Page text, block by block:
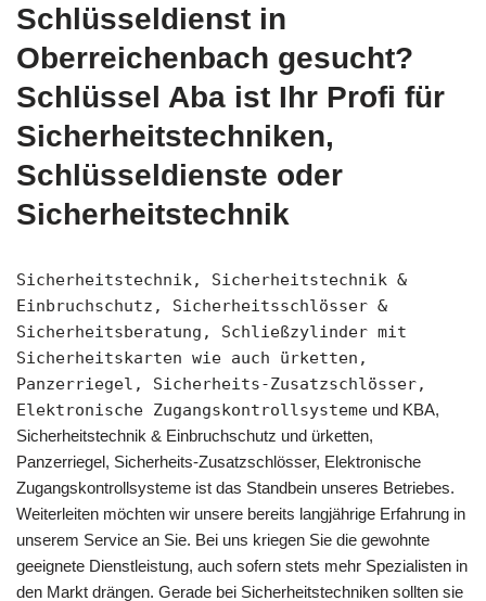
Schlüsseldienst in
Oberreichenbach gesucht?
Schlüssel Aba ist Ihr Profi für
Sicherheitstechniken,
Schlüsseldienste oder
Sicherheitstechnik
Sicherheitstechnik, Sicherheitstechnik &
Einbruchschutz, Sicherheitsschlösser &
Sicherheitsberatung, Schließzylinder mit
Sicherheitskarten wie auch ürketten,
Panzerriegel, Sicherheits-Zusatzschlösser,
Elektronische Zugangskontrollsysteme und KBA,
Sicherheitstechnik & Einbruchschutz und ürketten,
Panzerriegel, Sicherheits-Zusatzschlösser, Elektronische
Zugangskontrollsysteme ist das Standbein unseres Betriebes.
Weiterleiten möchten wir unsere bereits langjährige Erfahrung in
unserem Service an Sie. Bei uns kriegen Sie die gewohnte
geeignete Dienstleistung, auch sofern stets mehr Spezialisten in
den Markt drängen. Gerade bei Sicherheitstechniken sollten sie